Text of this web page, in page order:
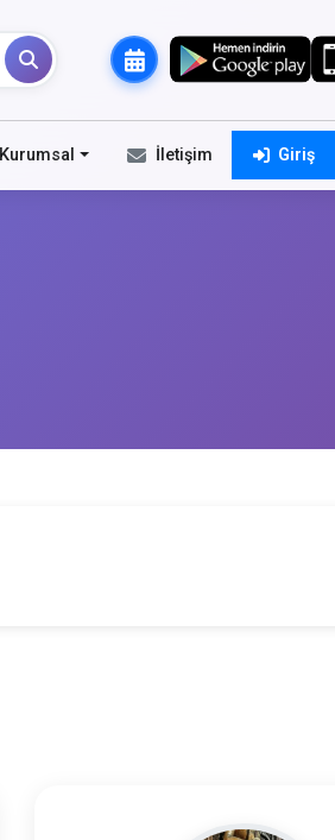
Kurumsal İletişim Giriş